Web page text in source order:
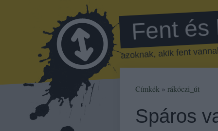
Fent és
azoknak, akik fent
Címkék » rákóczi_út
Spáros